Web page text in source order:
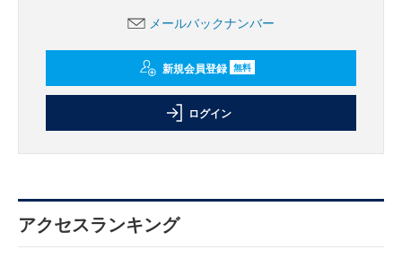
メールバックナンバー
新規会員登録 無料
ログイン
アクセスランキング